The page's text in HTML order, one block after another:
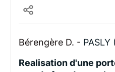
Bérengère D. - PASLY
Realisation d'une